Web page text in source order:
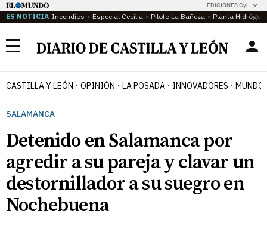
EDICIONES CyL
ES NOTICIA Incendios Especial Cecilia Piloto La Bañeza Planta
Menú
CASTILLA Y LEÓN OPINIÓN LA POSADA INNOVADORES MUNDO
SALAMANCA
Detenido en Salamanca por
agredir a su pareja y clavar un
destornillador a su suegro en
Nochebuena